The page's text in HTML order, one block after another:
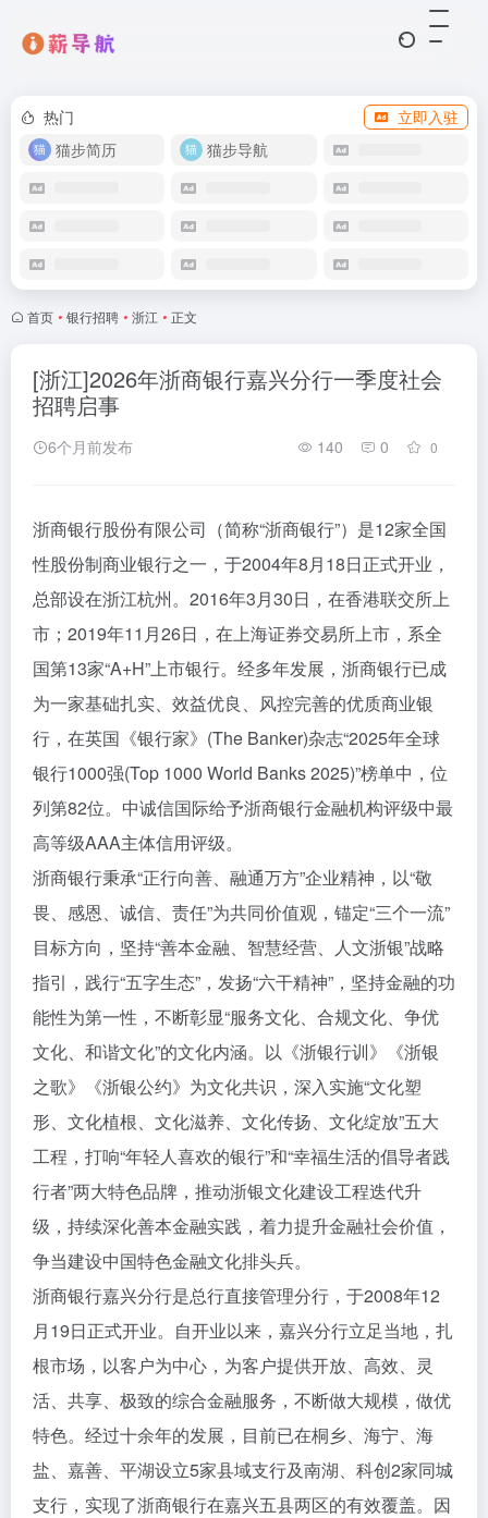
热门
立即入驻
猫步简历
猫步导航
首页 • 银行招聘 • 浙江 • 正文
[浙江]2026年浙商银行嘉兴分行一季度社会
招聘启事
6个月前发布 140 0 0
浙商银行股份有限公司（简称“浙商银行”）是12家全国
性股份制商业银行之一，于2004年8月18日正式开业，
总部设在浙江杭州。2016年3月30日，在香港联交所上
市；2019年11月26日，在上海证券交易所上市，系全
国第13家“A+H”上市银行。经多年发展，浙商银行已成
为一家基础扎实、效益优良、风控完善的优质商业银
行，在英国《银行家》(The Banker)杂志“2025年全球
银行1000强(Top 1000 World Banks 2025)”榜单中，位
列第82位。中诚信国际给予浙商银行金融机构评级中最
高等级AAA主体信用评级。
浙商银行秉承“正行向善、融通万方”企业精神，以“敬
畏、感恩、诚信、责任”为共同价值观，锚定“三个一流”
目标方向，坚持“善本金融、智慧经营、人文浙银”战略
指引，践行“五字生态”，发扬“六干精神”，坚持金融的功
能性为第一性，不断彰显“服务文化、合规文化、争优
文化、和谐文化”的文化内涵。以《浙银行训》《浙银
之歌》《浙银公约》为文化共识，深入实施“文化塑
形、文化植根、文化滋养、文化传扬、文化绽放”五大
工程，打响“年轻人喜欢的银行”和“幸福生活的倡导者践
行者”两大特色品牌，推动浙银文化建设工程迭代升
级，持续深化善本金融实践，着力提升金融社会价值，
争当建设中国特色金融文化排头兵。
浙商银行嘉兴分行是总行直接管理分行，于2008年12
月19日正式开业。自开业以来，嘉兴分行立足当地，扎
根市场，以客户为中心，为客户提供开放、高效、灵
活、共享、极致的综合金融服务，不断做大规模，做优
特色。经过十余年的发展，目前已在桐乡、海宁、海
盐、嘉善、平湖设立5家县域支行及南湖、科创2家同城
支行，实现了浙商银行在嘉兴五县两区的有效覆盖。因